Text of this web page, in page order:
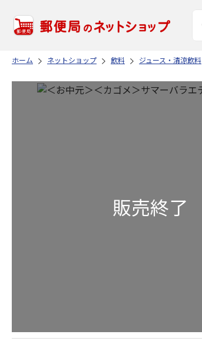
ホーム ネットショップ 飲料 ジュース・清涼飲料